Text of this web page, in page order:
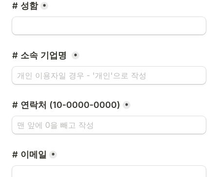
# 성함 *
# 소속 기업명 *
# 연락처 (10-0000-0000) *
# 이메일 *